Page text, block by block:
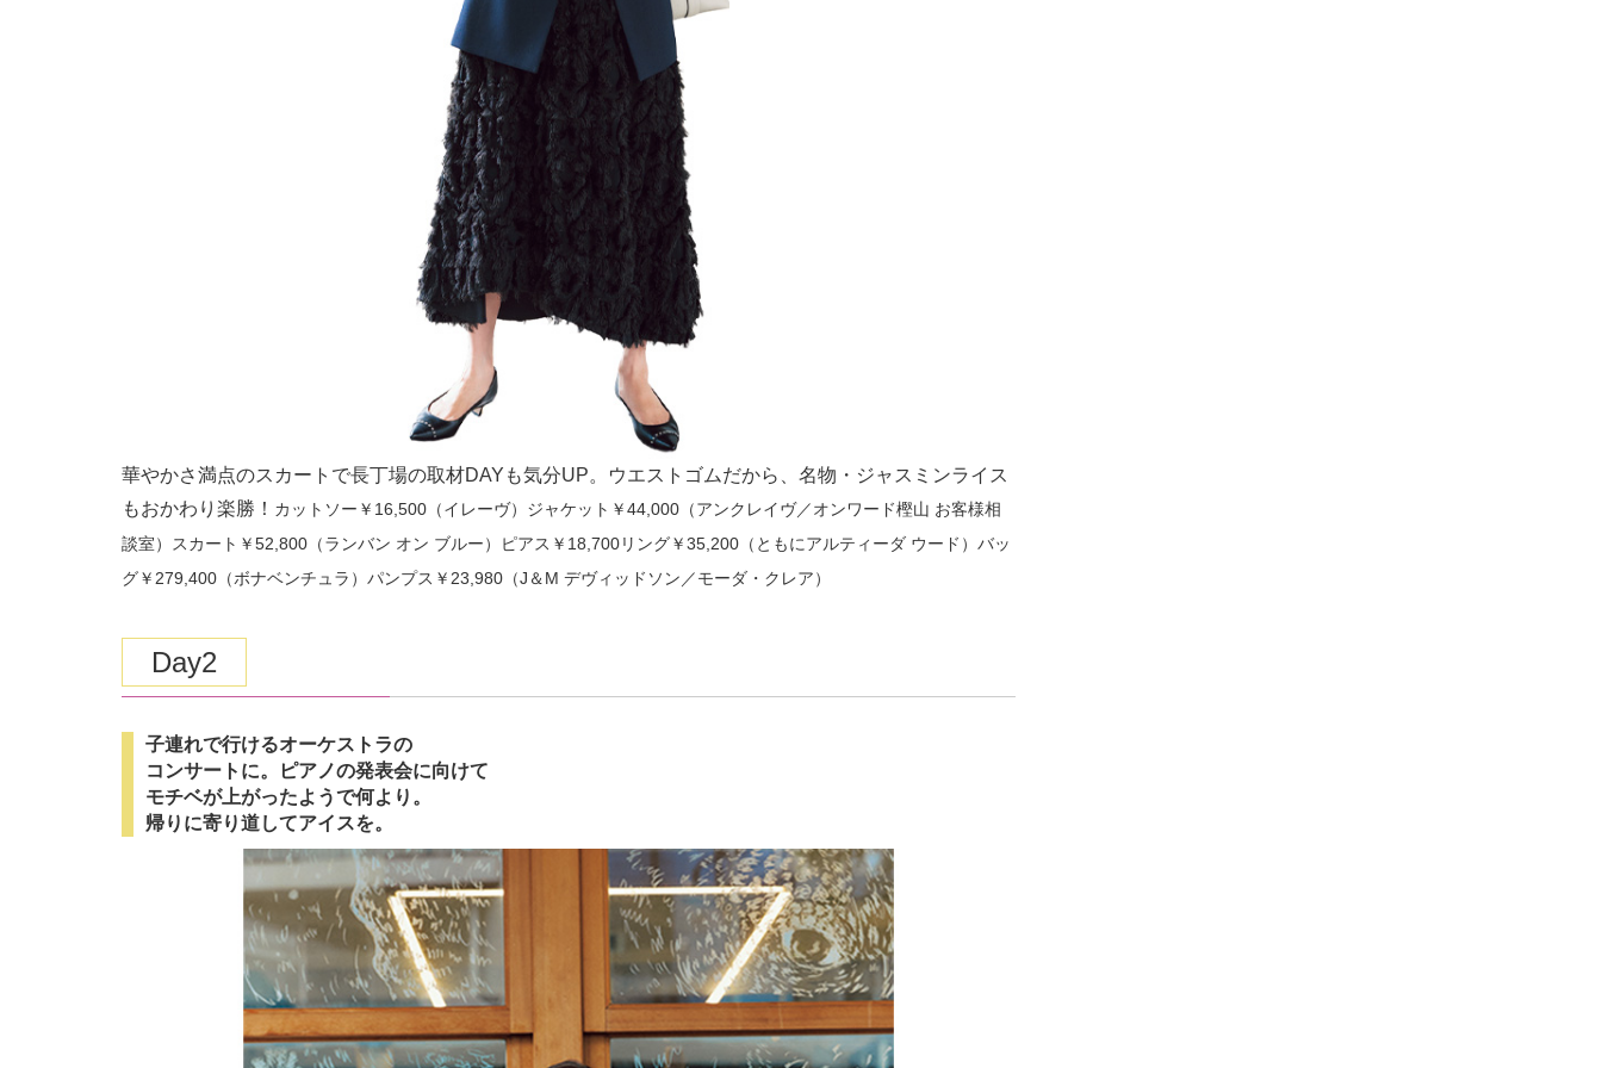
華やかさ満点のスカートで長丁場の取材DAYも気分UP。ウエストゴムだから、名物・ジャスミンライス
もおかわり楽勝！ カットソー￥16,500（イレーヴ）ジャケット￥44,000（アンクレイヴ／オンワード樫山 お客様相
談室）スカート￥52,800（ランバン オン ブルー）ピアス￥18,700リング￥35,200（ともにアルティーダ ウード）バッ
グ￥279,400（ボナベンチュラ）パンプス￥23,980（J＆M デヴィッドソン／モーダ・クレア）
Day2
子連れで行けるオーケストラの
コンサートに。ピアノの発表会に向けて
モチベが上がったようで何より。
帰りに寄り道してアイスを。